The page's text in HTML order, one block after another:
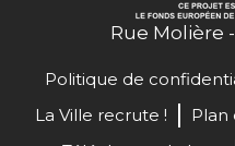
Rue Molière
Politique de
La Ville recrute !
Plan